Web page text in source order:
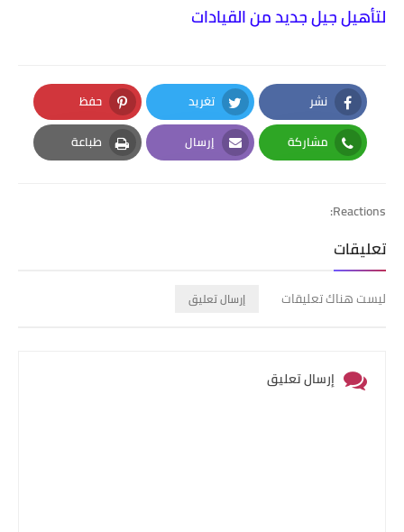
لتأهيل جيل جديد من القيادات
نشر
Facebook
تغريد
Twitter
حفظ
Pinterest
مشاركة
Whatsapp
إرسال
Email
طباعة
Print
Reactions:
تعليقات
ليست هناك تعليقات إرسال تعليق
إرسال تعليق